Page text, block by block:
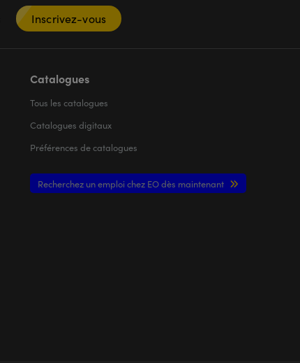
Inscrivez-vous
Catalogues
Tous les catalogues
Catalogues digitaux
Préférences de catalogues
Recherchez un emploi chez EO dès maintenant